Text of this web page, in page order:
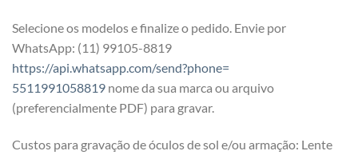
Selecione os modelos e finalize o pedido. Envie por
WhatsApp: (11) 99105-8819
https://api.whatsapp.com/send?phone=
5511991058819 nome da sua marca ou arquivo
(preferencialmente PDF) para gravar.
Custos para gravação de óculos de sol e/ou armação: Lente